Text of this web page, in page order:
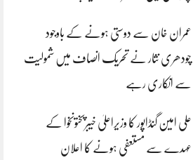
عمران خان سے دوستی ہونے کے باوجود
چودھری نثار نے تحریک انصاف میں شمولیت
سے انکاری رہے
علی امین گنڈاپور کا وزیراعلیٰ خیبرپختونخوا کے
عہدے سے مستعفی ہونے کا اعلان